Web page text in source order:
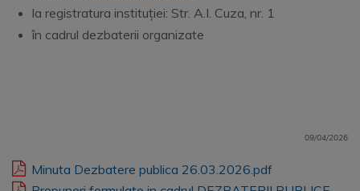
la registratura instituției: Str. A.I. Cuza, nr. 1
în cadrul dezbaterii organizate
09/04/2026
Minuta Dezbatere publica 26.03.2026.pdf